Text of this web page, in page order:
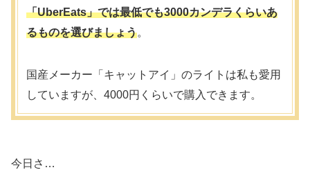
「UberEats」では最低でも3000カンデラくらいあ
るものを選びましょう。
国産メーカー「キャットアイ」のライトは私も愛用
していますが、4000円くらいで購入できます。
今日さ…